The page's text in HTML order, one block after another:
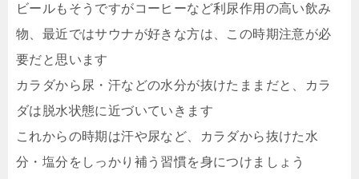
ビールもそうですがコーヒーなど利尿作用の高い飲み
物、最近ではサウナが好きな方は、この時期注意が必
要だと思います
カラダから尿・汗などの水分が抜けたままだと、カラ
ダは脱水状態に近づいていきます
これからの時期は汗や尿など、カラダから抜けた水
分・塩分をしっかり補う習慣を身につけましょう